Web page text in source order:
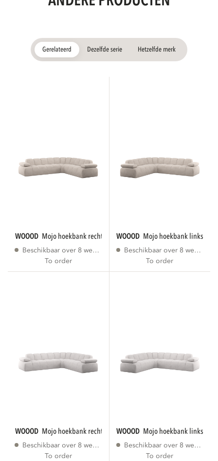
Gerelateerd Dezelfde serie Hetzelfde merk
WOOOD mojo hoekbank rechts ribstof ecru
Beschikbaar over 8 weken
To order
WOOOD mojo hoekbank links
Beschikbaar over 8 weken
To order
WOOOD mojo hoekbank rechts bouclé ecru...
Beschikbaar over 8 weken
To order
WOOOD mojo hoekbank links
Beschikbaar over 8 weken
To order